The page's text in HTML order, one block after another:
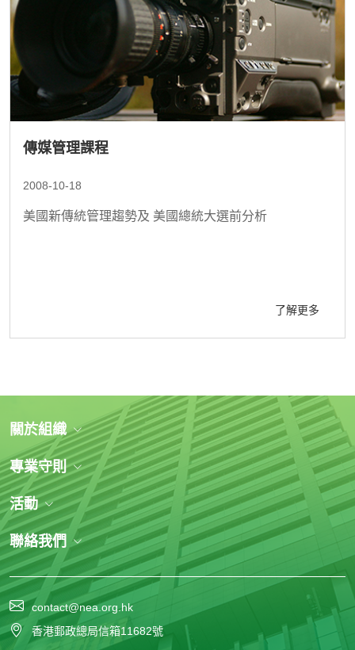
傳媒管理課程
2008-10-18
美國新傳統管理趨勢及 美國總統大選前分析
了解更多
contact@nea.org.hk
香港郵政總局信箱11682號
關於組織
專業守則
活動
聯絡我們